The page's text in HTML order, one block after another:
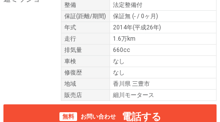
整備
法定整備付
保証(距離/期間) 保証無 (- / 0ヶ月)
年式
2014年(平成26年)
走行
1.6万km
排気量
660cc
車検
なし
修復歴
なし
地域
香川県 三豊市
販売店
細川モータース
無料 お問い合わせ 電話する